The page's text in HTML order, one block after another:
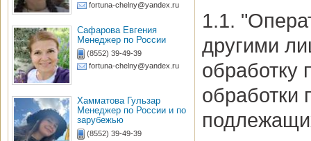
fortuna-chelny@yandex.ru
Сафарова Евгения
Менеджер по России
(8552) 39-49-39
fortuna-chelny@yandex.ru
Хамматова Гульзар
Менеджер по России и по
зарубежью
(8552) 39-49-39
1.1.
другими
обработку
обработки